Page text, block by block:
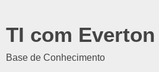
TI com
Base de Conhecimento